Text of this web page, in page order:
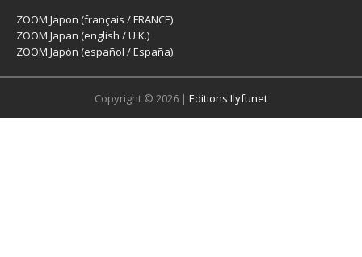
ZOOM Japon (français / FRANCE)
ZOOM Japan (english / U.K.)
ZOOM Japón (español / España)
Copyright © 2026 | Editions Ilyfunet